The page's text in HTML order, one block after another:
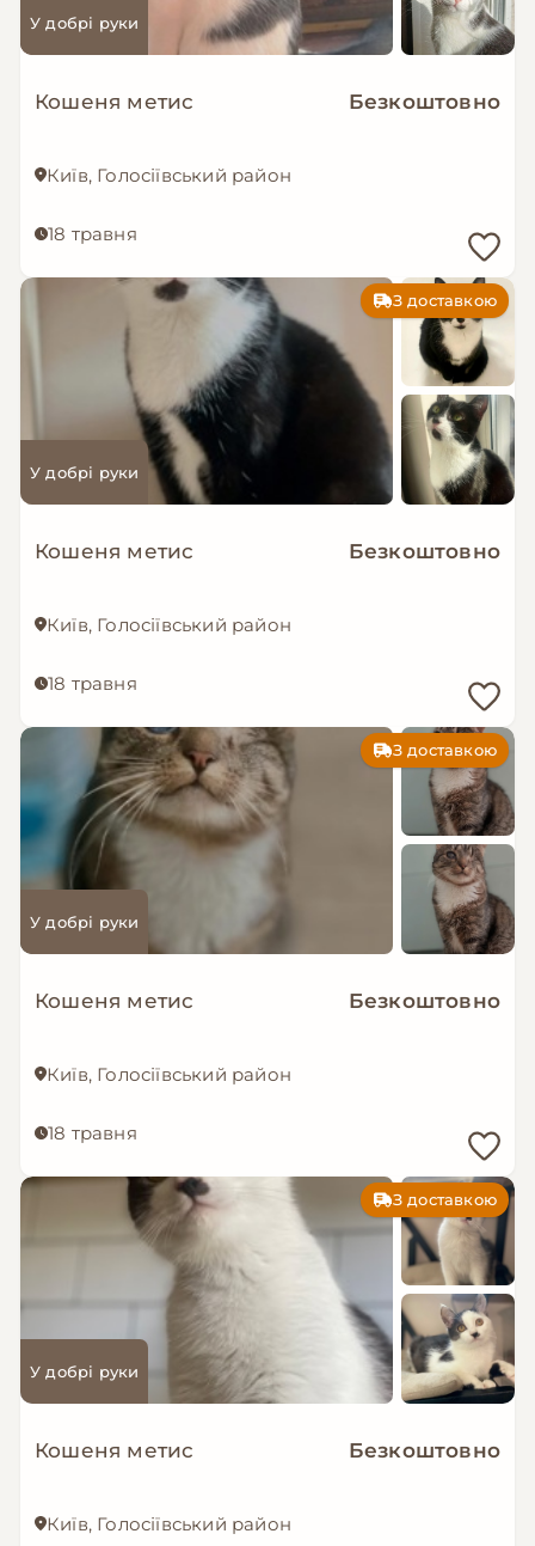
У добрі руки
Кошеня метис Безкоштовно
Київ, Голосіївський район
18 травня
З доставкою
У добрі руки
Кошеня метис Безкоштовно
Київ, Голосіївський район
18 травня
З доставкою
У добрі руки
Кошеня метис Безкоштовно
Київ, Голосіївський район
18 травня
З доставкою
У добрі руки
Кошеня метис Безкоштовно
Київ, Голосіївський район